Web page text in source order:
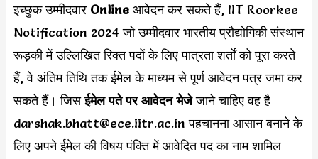
इच्छुक उम्मीदवार Online आवेदन कर सकते हैं, IIT Roorkee
Notification 2024 जो उम्मीदवार भारतीय प्रौद्योगिकी संस्थान
रूड़की में उल्लिखित रिक्त पदों के लिए पात्रता शर्तों को पूरा करते
हैं, वे अंतिम तिथि तक ईमेल के माध्यम से पूर्ण आवेदन पत्र जमा कर
सकते हैं। जिसईमेल पते पर आवेदन भेजेजाने चाहिए वह है
darshak.bhatt@ece.iitr.ac.in पहचानना आसान बनाने के
लिए अपने ईमेल की विषय पंक्ति में आवेदित पद का नाम शामिल